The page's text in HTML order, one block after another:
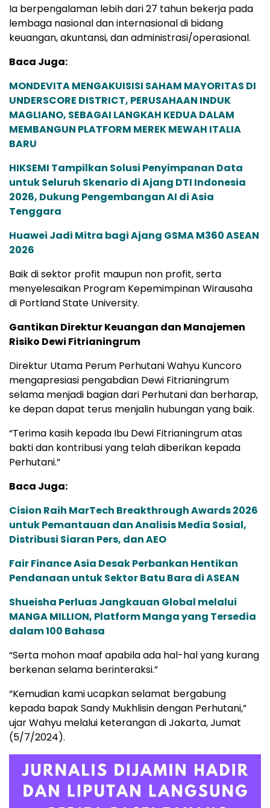
Ia berpengalaman lebih dari 27 tahun bekerja pada
lembaga nasional dan internasional di bidang
keuangan, akuntansi, dan administrasi/operasional.
Baca Juga:
MONDEVITA MENGAKUISISI SAHAM MAYORITAS DI
UNDERSCORE DISTRICT, PERUSAHAAN INDUK
MAGLIANO, SEBAGAI LANGKAH KEDUA DALAM
MEMBANGUN PLATFORM MEREK MEWAH ITALIA
BARU
HIKSEMI Tampilkan Solusi Penyimpanan Data
untuk Seluruh Skenario di Ajang DTI Indonesia
2026, Dukung Pengembangan AI di Asia
Tenggara
Huawei Jadi Mitra bagi Ajang GSMA M360 ASEAN
2026
Baik di sektor profit maupun non profit, serta
menyelesaikan Program Kepemimpinan Wirausaha
di Portland State University.
Gantikan Direktur Keuangan dan Manajemen
Risiko Dewi Fitrianingrum
Direktur Utama Perum Perhutani Wahyu Kuncoro
mengapresiasi pengabdian Dewi Fitrianingrum
selama menjadi bagian dari Perhutani dan berharap,
ke depan dapat terus menjalin hubungan yang baik.
“Terima kasih kepada Ibu Dewi Fitrianingrum atas
bakti dan kontribusi yang telah diberikan kepada
Perhutani.”
Baca Juga:
Cision Raih MarTech Breakthrough Awards 2026
untuk Pemantauan dan Analisis Media Sosial,
Distribusi Siaran Pers, dan AEO
Fair Finance Asia Desak Perbankan Hentikan
Pendanaan untuk Sektor Batu Bara di ASEAN
Shueisha Perluas Jangkauan Global melalui
MANGA MILLION, Platform Manga yang Tersedia
dalam 100 Bahasa
“Serta mohon maaf apabila ada hal-hal yang kurang
berkenan selama berinteraksi.”
“Kemudian kami ucapkan selamat bergabung
kepada bapak Sandy Mukhlisin dengan Perhutani,”
ujar Wahyu melalui keterangan di Jakarta, Jumat
(5/7/2024).